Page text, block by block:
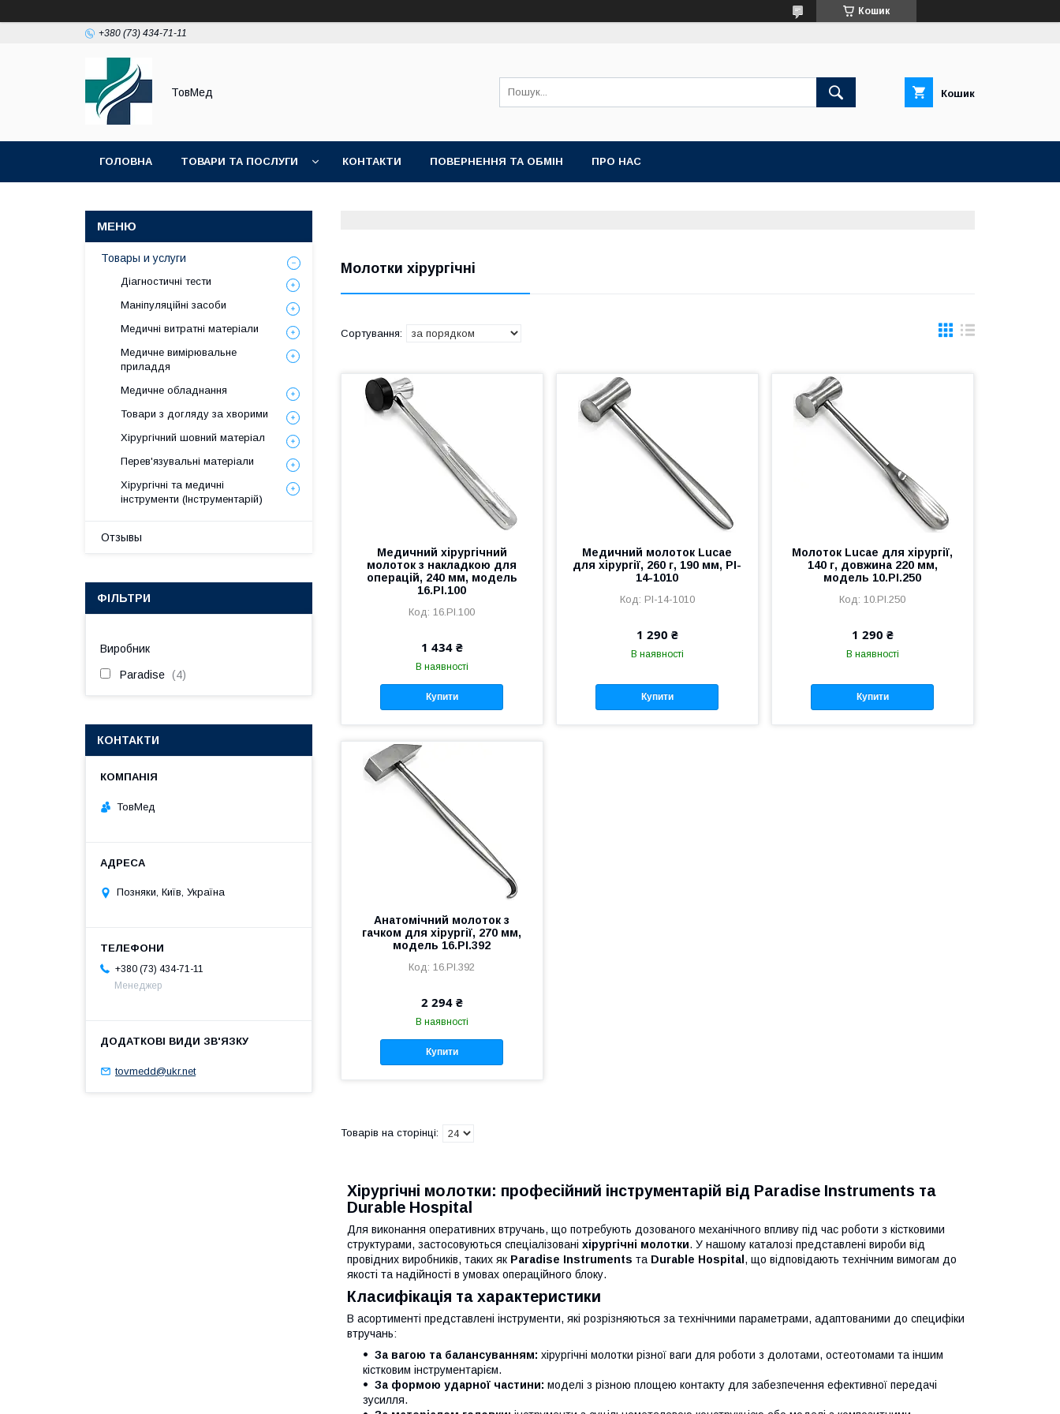
Кошик
+380 (73) 434-71-11
ТовМед Кошик
ГОЛОВНА ТОВАРИ ТА ПОСЛУГИ КОНТАКТИ ПОВЕРНЕННЯ ТА ОБМІН ПРО НАС
Молотки хірургічні
Медичний хірургічний
молоток з накладкою для
операцій, 240 мм, модель
16.PI.100
16.PI.100
1 434 ₴
В наявності
Купити
Медичний молоток Lucae
для хірургії, 260 г, 190 мм, PI-
14-1010
PI-14-1010
1 290 ₴
В наявності
Купити
Молоток Lucae для хірургії,
140 г, довжина 220 мм,
модель 10.PI.250
10.PI.250
1 290 ₴
В наявності
Купити
Анатомічний молоток з
гачком для хірургії, 270 мм,
модель 16.PI.392
16.PI.392
2 294 ₴
В наявності
Купити
Хірургічні молотки: професійний інструментарій від Paradise Instruments та
Durable Hospital
Для виконання оперативних втручань, що потребують дозованого механічного впливу під час роботи з кістковими
структурами, застосовуються спеціалізовані хірургічні молотки. У нашому каталозі представлені вироби від
провідних виробників, таких як Paradise Instruments та Durable Hospital , що відповідають технічним вимогам до
якості та надійності в умовах операційного блоку.
Класифікація та характеристики
В асортименті представлені інструменти, які розрізняються за технічними параметрами, адаптованими до специфіки
втручань:
За вагою та балансуванням: хірургічні молотки різної ваги для роботи з долотами, остеотомами та іншим
кістковим інструментарієм.
За формою ударної частини: моделі з різною площею контакту для забезпечення ефективної передачі
зусилля.
Товары и услуги
Діагностичні тести
Маніпуляційні засоби
Медичні витратні матеріали
Медичне вимірювальне
приладдя
Медичне обладнання
Товари з догляду за хворими
Хірургічний шовний матеріал
Перев'язувальні матеріали
Хірургічні та медичні
інструменти (Інструментарій)
Отзывы
ФІЛЬТРИ
Виробник
Paradise 4
КОНТАКТИ
ТовМед
Позняки, Київ, Україна
+380 (73) 434-71-11
Менеджер
tovmedd@ukr.net